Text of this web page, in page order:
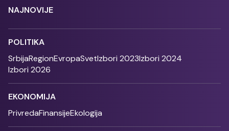
NAJNOVIJE
POLITIKA
SrbijaRegionEvropaSvetIzbori 2023Izbori 2024
Izbori 2026
EKONOMIJA
PrivredaFinansijeEkologija